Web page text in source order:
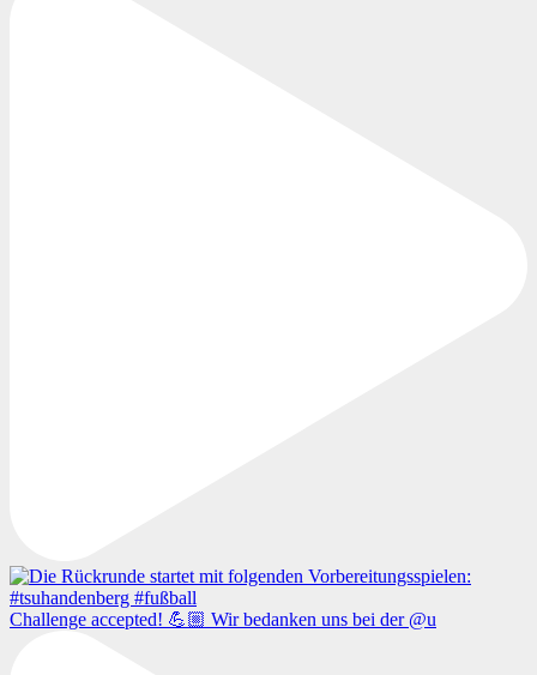
Challenge accepted! 💪🏼 Wir bedanken uns bei der @u